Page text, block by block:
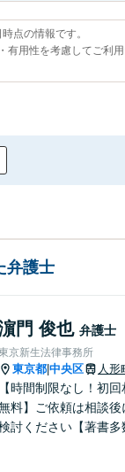
点の情報です。
有用性を考慮してご利
弁護士
門 俊也 弁護士
京新生法律事務所
東京都 中央区 人形
【時間制限なし！初回
料】ご依頼は相談後
討ください【著書多